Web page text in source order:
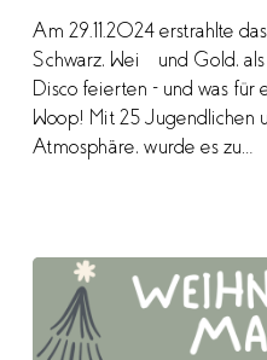
Am 29.11.2024 erstrahlte
Schwarz, Weiß und Gold,
Disco feierten – und was für
Woop! Mit 25 Jugendlichen
Atmosphäre, wurde es zu…